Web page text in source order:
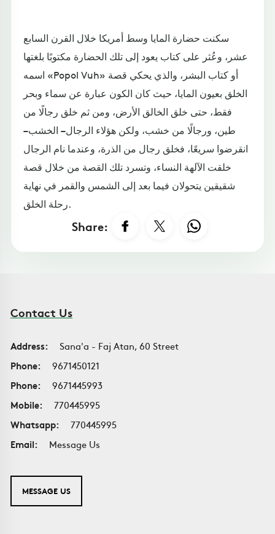
سكنت حضارة المايا وسط أمريكا خلال القرن السابع
عشر، وعُثر على كتاب يعود إلى تلك الحضارة مكتوبًا بلغتها
اسمه «Popol Vuh» أو كتاب البشر، والذي يحكي قصة
الخلق بعيون المايا، حيث كان الكون عبارة عن سماء وبحر
فقط، حتى خلق الخالق الأرض، ومن ثم خلق رجالًا من
طين، ورجالًا من خشب، ولكن هؤلاء الرجال – الخشب –
انقرضوا سريعًا، فخلق رجال من الذرة، وعندما نام الرجال
خلقت الآلهة النساء، وتسرد تلك القصة من خلال قصة
شقيقين يتحولان فيما بعد إلى الشمس والقمر في نهاية
رحلة الخلق.
Share:
Contact Us
Address:
Sana'a - Faj Atan, 60 Street
Phone:
9671450121
Phone:
9671445993
Mobile:
770445995
Whatsapp:
770445995
Email:
Message Us
MESSAGE US